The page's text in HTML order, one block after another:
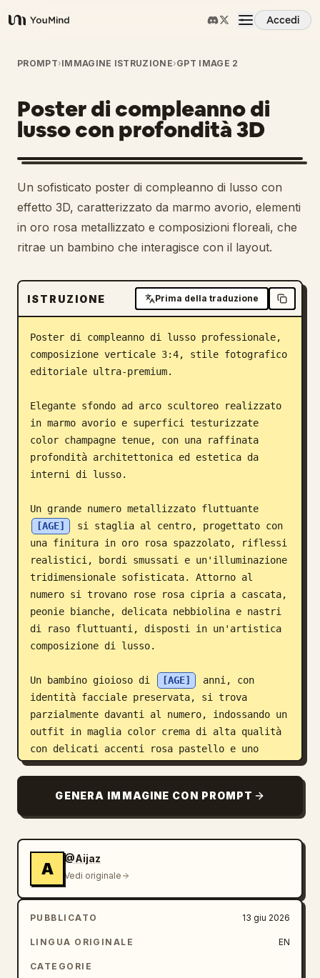
YouMind
Accedi
Panoramica
Casi d'uso
Abilità
Prompt
Prezzi
Scarica
Blog
PROMPT›IMMAGINE ISTRUZIONE›GPT IMAGE 2
Poster di compleanno di
lusso con profondità 3D
Un sofisticato poster di compleanno di lusso con
effetto 3D, caratterizzato da marmo avorio, elementi
in oro rosa metallizzato e composizioni floreali, che
ritrae un bambino che interagisce con il layout.
ISTRUZIONE Prima della traduzione
Poster di compleanno di lusso professionale,
composizione verticale 3:4, stile fotografico
editoriale ultra-premium.
Elegante sfondo ad arco scultoreo realizzato
in marmo avorio e superfici testurizzate
color champagne tenue, con una raffinata
profondità architettonica ed estetica da
interni di lusso.
Un grande numero metallizzato fluttuante
[AGE]
si staglia al centro, progettato con
una finitura in oro rosa spazzolato, riflessi
realistici, bordi smussati e un'illuminazione
tridimensionale sofisticata. Attorno al
numero si trovano rose rosa cipria a cascata,
peonie bianche, delicata nebbiolina e nastri
di raso fluttuanti, disposti in un'artistica
composizione di lusso.
Un bambino gioioso di [AGE]
anni, con
identità facciale preservata, si trova
parzialmente davanti al numero, indossando un
outfit in maglia color crema di alta qualità
con delicati accenti rosa pastello e uno
stile di moda infantile di lusso. Risata
sicura.
si estendono oltre gli elementi decorativi in
primo piano, creando un effetto di profondità
3D stratificato e coinvolgente con
prospettiva realistica e interazione delle
ombre.
attraverso grandi finestre architettoniche,
GENERA IMMAGINE CON PROMPT
A
@Aijaz
Vedi originale
PUBBLICATO 13 giu 2026
LINGUA ORIGINALE EN
CATEGORIE